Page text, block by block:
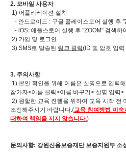
2. 모바일 사용자
1) 어플리케이션 설치
- 안드로이드 : 구글 플레이스토어 실행 후
- IOS: 애플스토어 실행 후 "ZOOM" 검색하
2) 가입 및 로그인
3) SMS로 발송된 링크 클릭(ID 및 암호 입
3. 주의사항
1) 본인 확인을 위해 이름은 실명으로 입력
참가자>이름 클릭>이름 바꾸기> 실명 입력>
2) 원할한 교육 진행을 위하여 교육 시작 전
조정해주시기 바랍니다.(교육 참여방법 미숙
대하여 책임을 지지 않습니다.)
문의사항: 강원신용보증재단 보증지원부